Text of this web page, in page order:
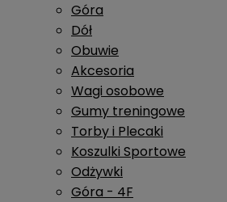
Góra
Dół
Obuwie
Akcesoria
Wagi osobowe
Gumy treningowe
Torby i Plecaki
Koszulki Sportowe
Odżywki
Góra - 4F